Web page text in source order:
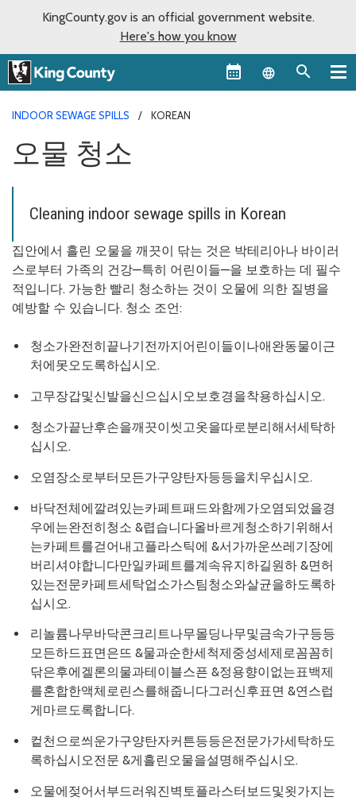
KingCounty.gov is an official government website.
Here's how you know
Language
INDOOR SEWAGE SPILLS KOREAN
오물 청소
Cleaning indoor sewage spills in Korean
집안에서 흘린 오물을 깨끗이 닦는 것은 박테리아나 바이러
스로부터 가족의 건강—특히 어린이들—을 보호하는 데 필수
적입니다. 가능한 빨리 청소하는 것이 오물에 의한 질병을
예방할 수 있습니다. 청소 조언:
청소가완전히끝나기전까지어린이들이나애완동물이근
처에못오도록하십시오.
고무장갑및신발을신으십시오보호경을착용하십시오.
청소가끝난후손을깨끗이씻고옷을따로분리해서세탁하
십시오.
오염장소로부터모든가구양탄자등등을치우십시오.
바닥전체에깔려있는카페트패드와함께가오염되었을경
우에는완전히청소 &렵습니다올바르게청소하기위해서
는카페트를걷어내고플라스틱에 &서가까운쓰레기장에
버리셔야합니다만일카페트를계속유지하길원하 &면허
있는전문카페트세탁업소가스팀청소와살균을하도록하
십시오.
리놀륨나무바닥콘크리트나무몰딩나무및금속가구등등
모든하드표면은뜨 &물과순한세척제중성세제로꼼꼼히
닦은후에겔론의물과테이블스픈 &정용향이없는표백제
를혼합한액체로린스를해줍니다그러신후표면 &연스럽
게마르도록합니다.
컽천으로씌운가구양탄자커튼등등은전문가가세탁하도
록하십시오전문 &게흘린오물을설명해주십시오.
오물에젖어서부드러워진벽토플라스터보드및욋가지는